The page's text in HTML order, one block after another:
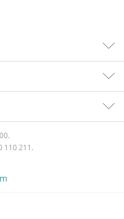
110 211.